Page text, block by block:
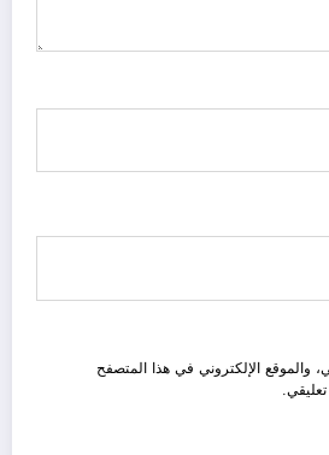
والموقع الإلكتروني في هذا المتصفح